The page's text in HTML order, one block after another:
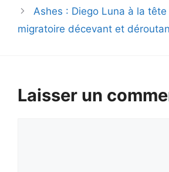
Ashes : Diego Luna à la tête
migratoire décevant et
Laisser un